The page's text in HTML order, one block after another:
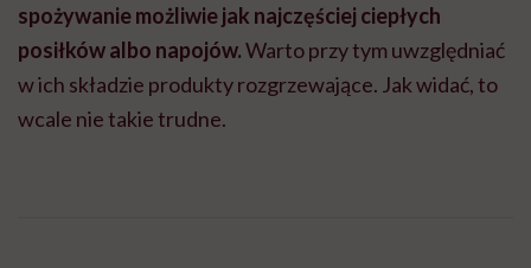
spożywanie możliwie jak najczęściej ciepłych
posiłków albo napojów.Warto przy tym uwzględniać
w ich składzie produkty rozgrzewające. Jak widać, to
wcale nie takie trudne.